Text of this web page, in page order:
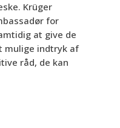
Krüger
for
at give de
mulige indtryk af
råd, de kan